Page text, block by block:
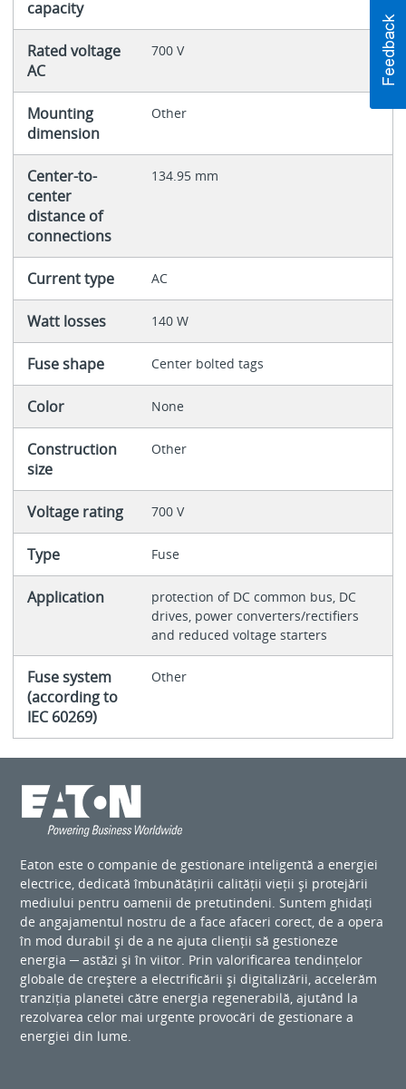
capacity
Rated voltage
AC
700 V
Mounting
dimension
Other
Center-to-
center
distance of
connections
134.95 mm
Current type AC
Watt losses 140 W
Fuse shape Center bolted tags
Color None
Construction
size
Other
Voltage rating 700 V
Type Fuse
Application
protection of DC common bus, DC
drives, power converters/rectifiers
and reduced voltage starters
Fuse system
(according to
IEC 60269)
Other
Eaton este o companie de gestionare inteligentă a energiei
electrice, dedicată îmbunătățirii calității vieții și protejării
mediului pentru oamenii de pretutindeni. Suntem ghidați
de angajamentul nostru de a face afaceri corect, de a opera
în mod durabil și de a ne ajuta clienții să gestioneze
energia ─ astăzi și în viitor. Prin valorificarea tendințelor
globale de creștere a electrificării și digitalizării, accelerăm
tranziția planetei către energia regenerabilă, ajutând la
rezolvarea celor mai urgente provocări de gestionare a
energiei din lume.